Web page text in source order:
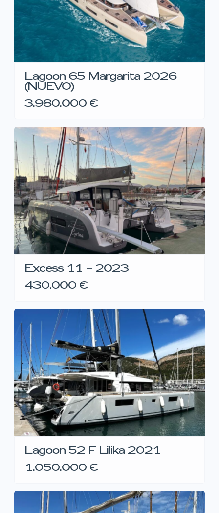
Lagoon 65 Margarita 2026
(NUEVO)
3.980.000 €
Excess 11 – 2023
430.000 €
Lagoon 52 F Lilika 2021
1.050.000 €